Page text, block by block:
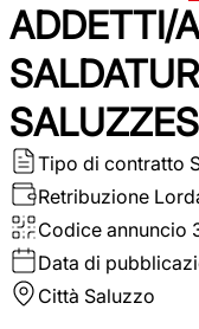
ADDETTI/
Tipo di contratto
Retribuzione
Codice annuncio
Data di
Città Saluzzo